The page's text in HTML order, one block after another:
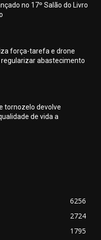
no 17º Salão do Livro
força-tarefa e drone
abastecimento
tornozelo devolve
de vida a
6256
2724
1795